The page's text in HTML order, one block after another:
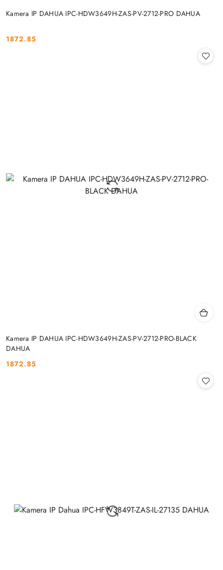
Kamera IP DAHUA IPC-HDW3649H-ZAS-PV-2712-PRO DAHUA
Cena:
1872.85
Kamera IP DAHUA IPC-HDW3649H-ZAS-PV-2712-PRO-BLACK
DAHUA
Cena:
1872.85